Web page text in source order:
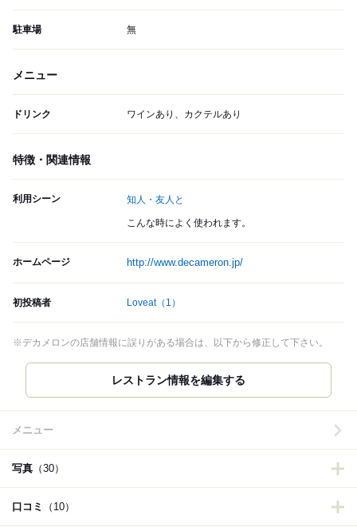
駐車場 無
メニュー
ドリンク ワインあり、カクテルあり
特徴・関連情報
利用シーン 知人・友人と
こんな時によく使われます。
ホームページ http://www.decameron.jp/
初投稿者 Loveat（1）
※デカメロンの店舗情報に誤りがある場合は、以下から修正して下さい。
メニュー
写真 （30）
口コミ （10）